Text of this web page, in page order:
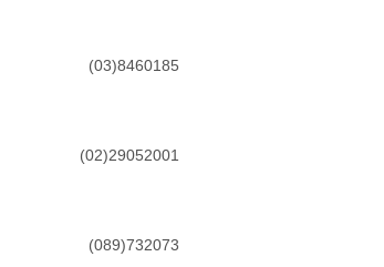
(03)8460185
(02)29052001
(089)732073